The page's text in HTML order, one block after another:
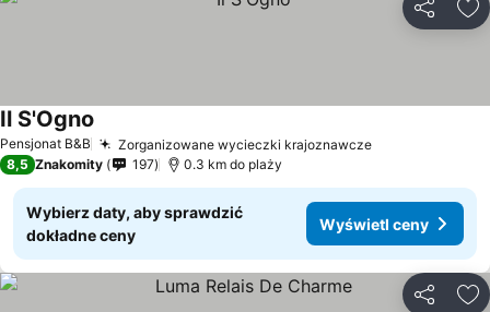
Pensjonat B&B Zorganizowane wycieczki krajoznawcze
Il S'Ogno
8,5 Znakomity 197 0.3 km do plaży
Wybierz daty, aby sprawdzić
dokładne ceny
Wyświetl ceny